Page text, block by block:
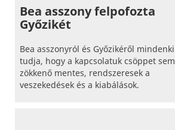
Bea asszony felpofozta
Győzikét
Bea asszonyról és Győzikéről mindenki
tudja, hogy a kapcsolatuk csöppet sem
zökkenő mentes, rendszeresek a
veszekedések és a kiabálások.